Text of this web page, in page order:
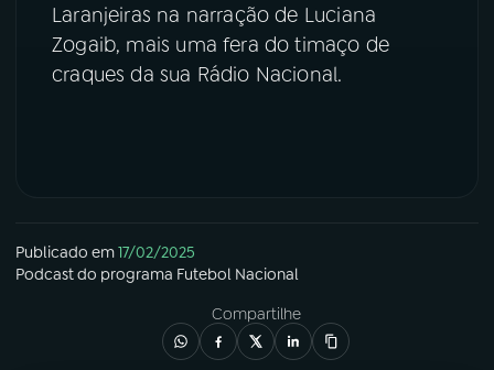
Instagram X
TikTok
Laranjeiras na narração de Luciana
Zogaib, mais uma fera do timaço de
craques da sua Rádio Nacional.
Publicado em17/02/2025
Podcastdo programa Futebol Nacional
Compartilhe